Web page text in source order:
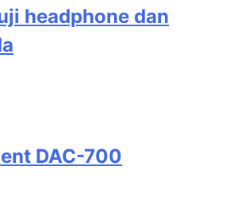
headphone dan
DAC-700